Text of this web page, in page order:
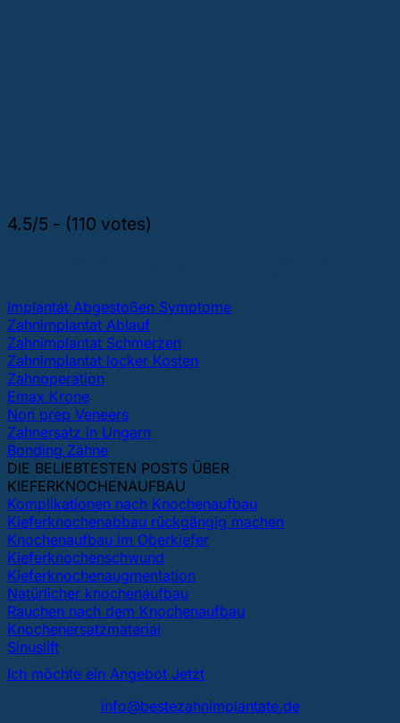
4.5/5 - (110 votes)
Implantat Abgestoßen Symptome
Zahnimplantat Ablauf
Zahnimplantat Schmerzen
Zahnimplantat locker Kosten
Zahnoperation
Emax Krone
Non prep Veneers
Zahnersatz in Ungarn
Bonding Zähne
DIE BELIEBTESTEN POSTS ÜBER
KIEFERKNOCHENAUFBAU
Komplikationen nach Knochenaufbau
Kieferknochenabbau rückgängig machen
Knochenaufbau im Oberkiefer
Kieferknochenschwund
Kieferknochenaugmentation
Natürlicher knochenaufbau
Rauchen nach dem Knochenaufbau
Knochenersatzmaterial
Sinuslift
Ich möchte ein Angebot Jetzt
info@bestezahnimplantate.de